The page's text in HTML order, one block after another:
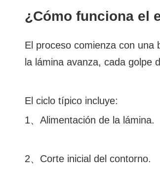
¿Cómo funciona el
El proceso comienza con una
la lámina avanza, cada golpe
El ciclo típico incluye:
1、Alimentación de la lámina.
2、Corte inicial del contorno.